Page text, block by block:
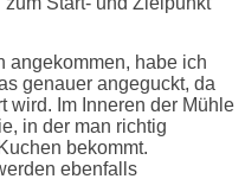
angekommen, habe ich
genauer angeguckt, da
wird. Im Inneren der Mühle
in der man richtig
bekommt.
ebenfalls